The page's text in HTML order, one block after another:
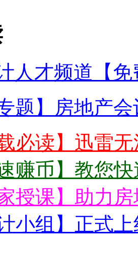
人才频道【
题】房地产
载必读】迅雷
速赚币】教您
家授课】助力
计小组】正式